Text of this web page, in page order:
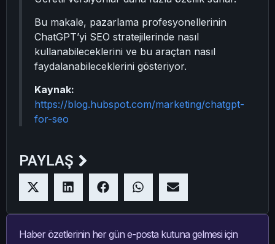
Bu makale, pazarlama profesyonellerinin
ChatGPT’yi SEO stratejilerinde nasıl
kullanabileceklerini ve bu araçtan nasıl
faydalanabileceklerini gösteriyor.
Kaynak:
https://blog.hubspot.com/marketing/chatgpt-
for-seo
PAYLAŞ
Haber özetlerinin her gün e-posta kutuna gelmesi için